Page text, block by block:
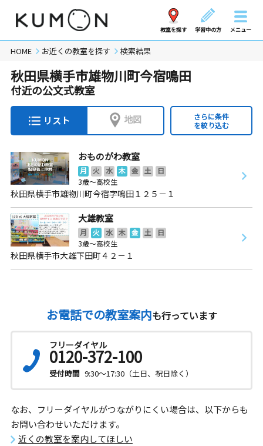
教室を探す 学習中の方 メニュー
HOME お近くの教室を探す 検索結果
秋田県横手市雄物川町今宿鳴田
付近の公文式教室
リスト 地図
さらに条件
を絞り込む
おものがわ教室
月 火 水 木 金 土
日
3歳～高校生
秋田県横手市雄物川町今宿字鳴田１２５－１
大雄教室
月 火 水 木 金 土
日
3歳～高校生
秋田県横手市大雄下田町４２－１
お電話での教室案内も行っています
フリーダイヤル
0120-372-100
受付時間 9:30～17:30（土日、祝日除く）
なお、フリーダイヤルがつながりにくい場合は、以下からも
お問い合わせいただけます。
近くの教室を案内してほしい